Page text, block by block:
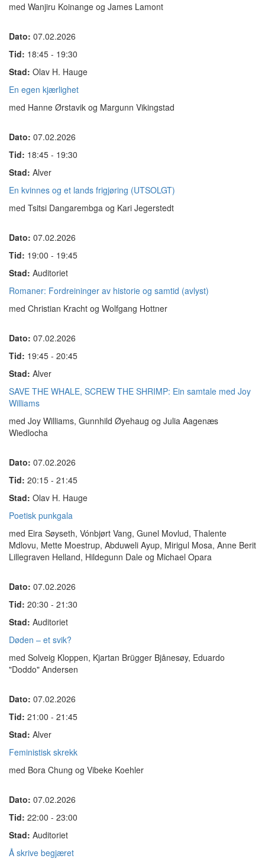
med Wanjiru Koinange og James Lamont
Dato: 07.02.2026
Tid: 18:45 - 19:30
Stad: Olav H. Hauge
En egen kjærlighet
med Hanne Ørstavik og Margunn Vikingstad
Dato: 07.02.2026
Tid: 18:45 - 19:30
Stad: Alver
En kvinnes og et lands frigjøring (UTSOLGT)
med Tsitsi Dangarembga og Kari Jegerstedt
Dato: 07.02.2026
Tid: 19:00 - 19:45
Stad: Auditoriet
Romaner: Fordreininger av historie og samtid (avlyst)
med Christian Kracht og Wolfgang Hottner
Dato: 07.02.2026
Tid: 19:45 - 20:45
Stad: Alver
SAVE THE WHALE, SCREW THE SHRIMP: Ein samtale med Joy
Williams
med Joy Williams, Gunnhild Øyehaug og Julia Aagenæs
Wiedlocha
Dato: 07.02.2026
Tid: 20:15 - 21:45
Stad: Olav H. Hauge
​Poetisk punkgala
med Eira Søyseth, Vónbjørt Vang, Gunel Movlud, Thalente
Mdlovu, Mette Moestrup, Abduweli Ayup, Mirigul Mosa, Anne Berit
Lillegraven Helland, Hildegunn Dale og Michael Opara
Dato: 07.02.2026
Tid: 20:30 - 21:30
Stad: Auditoriet
Døden – et svik?
med Solveig Kloppen, Kjartan Brügger Bjånesøy, Eduardo
"Doddo" Andersen
Dato: 07.02.2026
Tid: 21:00 - 21:45
Stad: Alver
Feministisk skrekk
med Bora Chung og Vibeke Koehler
Dato: 07.02.2026
Tid: 22:00 - 23:00
Stad: Auditoriet
Å skrive begjæret